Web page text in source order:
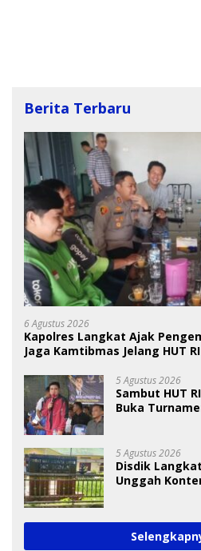
Berita Terbaru
6 Agustus 2026
Kapolres Langkat Ajak
Jaga Kamtibmas Jelang HUT RI
5 Agustus 2026
Sambut HUT
Buka
5 Agustus 2026
Disdik
Unggah